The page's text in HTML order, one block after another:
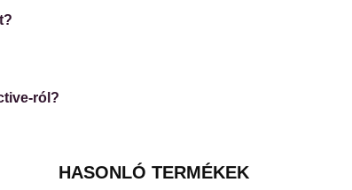
ról?
HASONLÓ TERMÉKEK